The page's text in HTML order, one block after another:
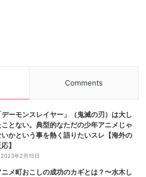
Comments
デーモンスレイヤー」（鬼滅の刃）は大し
ことない。典型的なただの少年アニメじゃ
いかという事を熱く語りたいスレ【海外の
】
2023年2月15日
ニメ町おこしの成功のカギとは？〜水木し